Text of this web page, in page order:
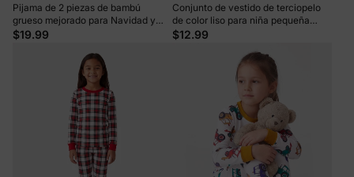
Pijama de 2 piezas de bambú
grueso mejorado para Navidad y
Halloween, con estampado infantil
ceñido), color rosa
$19.99
Conjunto de vestido de terciopelo
de color liso para niña pequeña
dulce de Navidad verde
$12.99